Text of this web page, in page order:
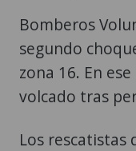
Bomberos
segundo
zona 16. En
volcado tras
Los rescatistas